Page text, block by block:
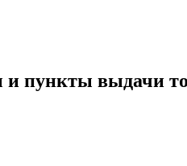
пункты выдачи